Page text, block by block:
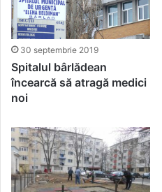
30 septembrie 2019
Spitalul bârlădean
încearcă să atragă medici
noi